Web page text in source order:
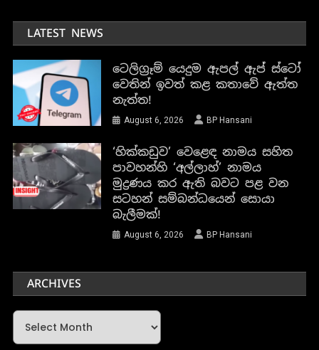
LATEST NEWS
ටෙලිග්‍රෑම් යෙදුම ඇපල් ඇප් ස්ටෝ
වෙතින් ඉවත් කළ කතාවේ ඇත්ත
නැත්ත!
August 6, 2026 BP Hansani
‘හික්කඩුව’ වෙළෙඳ නාමය සහිත
පාවහන්හි ‘අල්ලාහ්’ නාමය
මුද්‍රණය කර ඇති බවට පළ වන
සටහන් සම්බන්ධයෙන් සොයා
බැලීමක්!
August 6, 2026 BP Hansani
ARCHIVES
Archives